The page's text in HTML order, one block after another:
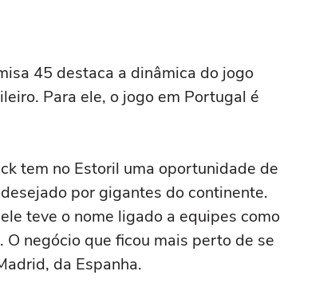
45 destaca a dinâmica do jogo
Para ele, o jogo em Portugal é
tem no Estoril uma oportunidade de
por gigantes do continente.
teve o nome ligado a equipes como
negócio que ficou mais perto de se
da Espanha.